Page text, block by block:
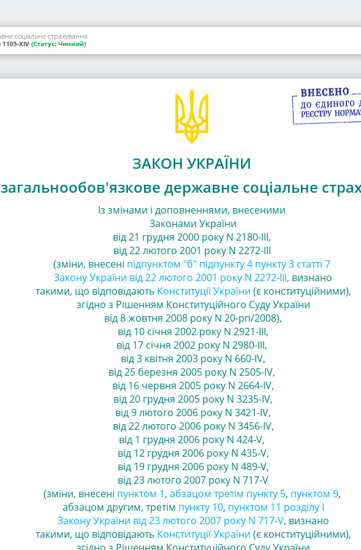
соціальне страхування
XIV (Статус: Чинний)
ЗАКОН УКРАЇНИ
державне соціальне
Із змінами і доповненнями, внесеними
Законами України
від 21 грудня 2000 року N 2180-III,
від 22 лютого 2001 року N 2272-III
(зміни, внесені підпунктом "б" підпункту 4 пункту 3 статті 7
Закону України від 22 лютого 2001 року N 2272-III, визнано
такими, що відповідають Конституції України (є конституційними),
згідно з Рішенням Конституційного Суду України
від 8 жовтня 2008 року N 20-рп/2008),
від 10 січня 2002 року N 2921-III,
від 17 січня 2002 року N 2980-III,
від 3 квітня 2003 року N 660-IV,
від 25 березня 2005 року N 2505-IV,
від 16 червня 2005 року N 2664-IV,
від 20 грудня 2005 року N 3235-IV,
від 9 лютого 2006 року N 3421-IV,
від 22 лютого 2006 року N 3456-IV,
від 1 грудня 2006 року N 424-V,
від 12 грудня 2006 року N 435-V,
від 19 грудня 2006 року N 489-V,
від 23 лютого 2007 року N 717-V
(зміни, внесені пунктом 1, абзацом третім пункту 5, пунктом 9,
абзацом другим, третім пункту 10, пунктом 11 розділу I
Закону України від 23 лютого 2007 року N 717-V, визнано
такими, що відповідають Конституції України (є конституційними),